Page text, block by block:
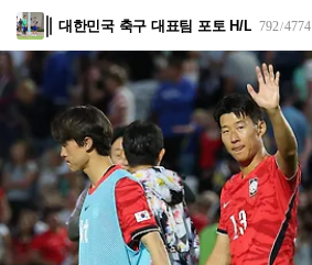
대한민국 축구 대표팀 포토 H/L 792/4774